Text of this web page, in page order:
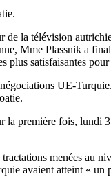
de la télévision
Mme Plassnik a
plus satisfaisantes
UE-
la première fois, lundi
menées au
avaient atteint « un